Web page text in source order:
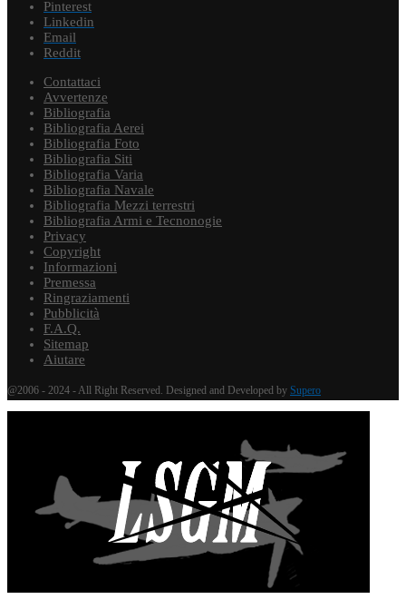
Pinterest
Linkedin
Email
Reddit
Contattaci
Avvertenze
Bibliografia
Bibliografia Aerei
Bibliografia Foto
Bibliografia Siti
Bibliografia Varia
Bibliografia Navale
Bibliografia Mezzi terrestri
Bibliografia Armi e Tecnonogie
Privacy
Copyright
Informazioni
Premessa
Ringraziamenti
Pubblicità
F.A.Q.
Sitemap
Aiutare
@2006 - 2024 - All Right Reserved. Designed and Developed by Supero